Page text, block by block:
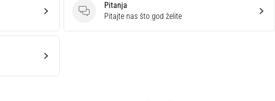
Pitanja
Pitanja
Pitajte nas što god želite